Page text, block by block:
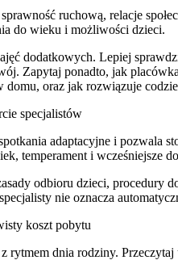
ruchową, relacje
do wieku i możliwości dzieci.
dodatkowych. Lepiej
Zapytaj ponadto, jak
domu, oraz jak rozwiązuje
specjalistów
adaptacyjne i pozwala
temperament i wcześniejsze
odbioru dzieci, procedury
nie oznacza
koszt pobytu
rytmem dnia rodziny.